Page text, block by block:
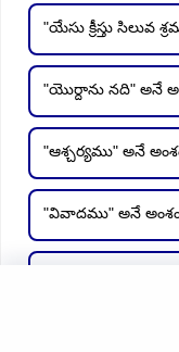
"యేసు క్రీస్తు సిలువ
"యొర్దాను నది" అనే
"ఆశ్చర్యము" అనే
"వివాదము" అనే